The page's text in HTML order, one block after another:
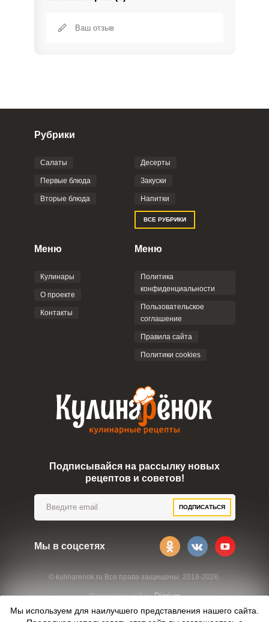
Фото до 4 шт, до 5 mb
Отправляя эту форму, вы соглашаетесь с
Политикой
Пользовательским
соглашением
© kulinarenok.ru Все права защищены. 2019-2026.
Разработка сайта:Digrium
Рубрики
Салаты
Первые блюда
Вторые блюда
Десерты
Закуски
Напитки
ВСЕ РУБРИКИ
Меню
Кулинары
О проекте
Контакты
Меню
Политика
конфиденциальности
Пользовательское
соглашение
Правила сайта
Политики cookies
Подписывайся на рассылку новых
рецептов и советов!
ПОДПИСАТЬСЯ
Мы в соцсетях
Мы используем для наилучшего представления нашего сайта.